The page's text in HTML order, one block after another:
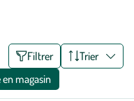
Filtrer
Trier
magasin